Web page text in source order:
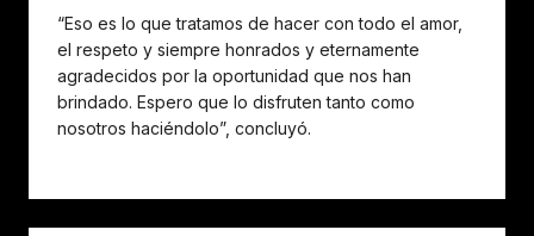
“Eso es lo que tratamos de hacer con todo el amor,
el respeto y siempre honrados y eternamente
agradecidos por la oportunidad que nos han
brindado. Espero que lo disfruten tanto como
nosotros haciéndolo”, concluyó.